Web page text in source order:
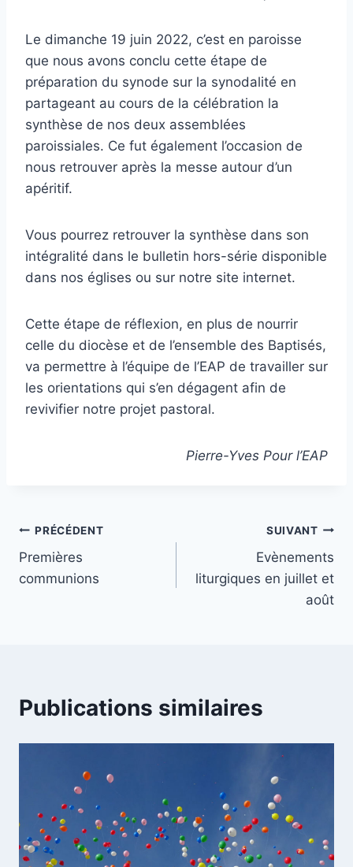
Le dimanche 19 juin 2022, c’est en paroisse
que nous avons conclu cette étape de
préparation du synode sur la synodalité en
partageant au cours de la célébration la
synthèse de nos deux assemblées
paroissiales. Ce fut également l’occasion de
nous retrouver après la messe autour d’un
apéritif.
Vous pourrez retrouver la synthèse dans son
intégralité dans le bulletin hors-série disponible
dans nos églises ou sur notre site internet.
Cette étape de réflexion, en plus de nourrir
celle du diocèse et de l’ensemble des Baptisés,
va permettre à l’équipe de l’EAP de travailler sur
les orientations qui s’en dégagent afin de
revivifier notre projet pastoral.
Pierre-Yves Pour l’EAP
Navigation
de
PRÉCÉDENT
Premières
communions
SUIVANT
Evènements
liturgiques en juillet et
août
Publications similaires